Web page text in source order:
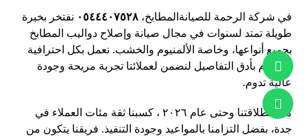
في شركة الرحمة للصيانةالمطابخ،٠٥٤٤٤٠٧٥٢٨ نفتخر بخبرة
طويلة تمتد لسنوات في مجال صيانة وإصلاح دواليب المطابخ
بجميع أنواعها، وخاصة الألمنيوم والخشب. نعمل بكل احترافية
واهتمام بأدق التفاصيل لنضمن لعملائنا تجربة مريحة وجودة
عالية تدوم.
منذ انطلاقتنا وحتى عام ٢٠٢٦ ، كسبنا ثقة مئات العملاء في
جدة، بفضل التزامنا بالمواعيد وجودة التنفيذ. فريقنا يتكون من